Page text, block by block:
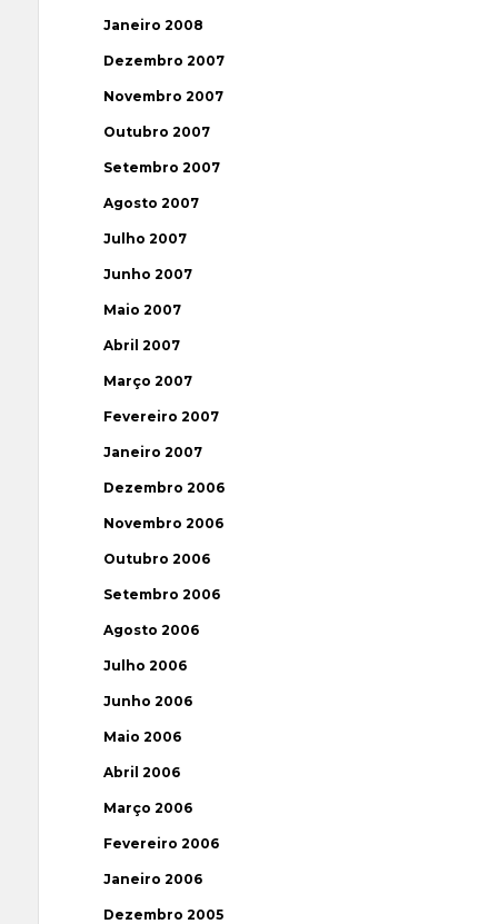
Janeiro 2008
Dezembro 2007
Novembro 2007
Outubro 2007
Setembro 2007
Agosto 2007
Julho 2007
Junho 2007
Maio 2007
Abril 2007
Março 2007
Fevereiro 2007
Janeiro 2007
Dezembro 2006
Novembro 2006
Outubro 2006
Setembro 2006
Agosto 2006
Julho 2006
Junho 2006
Maio 2006
Abril 2006
Março 2006
Fevereiro 2006
Janeiro 2006
Dezembro 2005